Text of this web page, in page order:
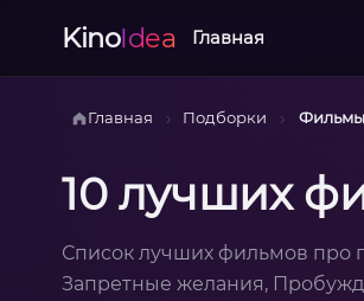
KinoIdea Главная
Главная › Подборки › Фильмы
10 лучших
Список лучших фильмов про
Запретные желания,